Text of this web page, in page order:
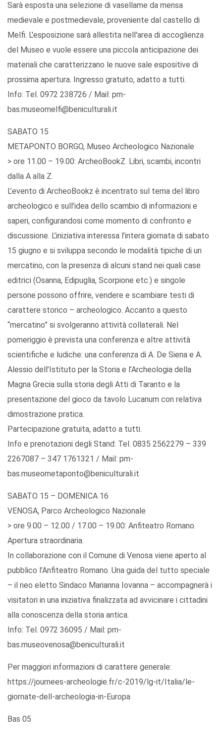
Sarà esposta una selezione di vasellame da mensa
medievale e postmedievale, proveniente dal castello di
Melfi. L'esposizione sarà allestita nell'area di accoglienza
del Museo e vuole essere una piccola anticipazione dei
materiali che caratterizzano le nuove sale espositive di
prossima apertura. Ingresso gratuito, adatto a tutti.
Info: Tel. 0972 238726 / Mail: pm-
bas.museomelfi@beniculturali.it
SABATO 15
METAPONTO BORGO, Museo Archeologico Nazionale
> ore 11.00 – 19.00: ArcheoBookZ. Libri, scambi, incontri
dalla A alla Z.
L’evento di ArcheoBookz è incentrato sul tema del libro
archeologico e sull’idea dello scambio di informazioni e
saperi, configurandosi come momento di confronto e
discussione. L’iniziativa interessa l’intera giornata di sabato
15 giugno e si sviluppa secondo le modalità tipiche di un
mercatino, con la presenza di alcuni stand nei quali case
editrici (Osanna, Edipuglia, Scorpione etc.) e singole
persone possono offrire, vendere e scambiare testi di
carattere storico – archeologico. Accanto a questo
“mercatino” si svolgeranno attività collaterali. Nel
pomeriggio è prevista una conferenza e altre attività
scientifiche e ludiche: una conferenza di A. De Siena e A.
Alessio dell’Istituto per la Storia e l’Archeologia della
Magna Grecia sulla storia degli Atti di Taranto e la
presentazione del gioco da tavolo Lucanum con relativa
dimostrazione pratica.
Partecipazione gratuita, adatto a tutti.
Info e prenotazioni degli Stand: Tel. 0835 2562279 – 339
2267087 – 347 1761321 / Mail: pm-
bas.museometaponto@beniculturali.it
SABATO 15 – DOMENICA 16
VENOSA, Parco Archeologico Nazionale
> ore 9.00 – 12.00 / 17.00 – 19.00: Anfiteatro Romano.
Apertura straordinaria.
In collaborazione con il Comune di Venosa viene aperto al
pubblico l’Anfiteatro Romano. Una guida del tutto speciale
– il neo eletto Sindaco Marianna Iovanna – accompagnerà i
visitatori in una iniziativa finalizzata ad avvicinare i cittadini
alla conoscenza della storia antica.
Info: Tel. 0972 36095 / Mail: pm-
bas.museovenosa@beniculturali.it
Per maggiori informazioni di carattere generale:
https://journees-archeologie.fr/c-2019/lg-it/Italia/le-
giornate-dell-archeologia-in-Europa
Bas 05